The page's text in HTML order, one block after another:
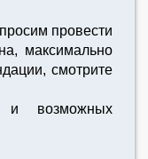
провести
максимально
смотрите
возможных